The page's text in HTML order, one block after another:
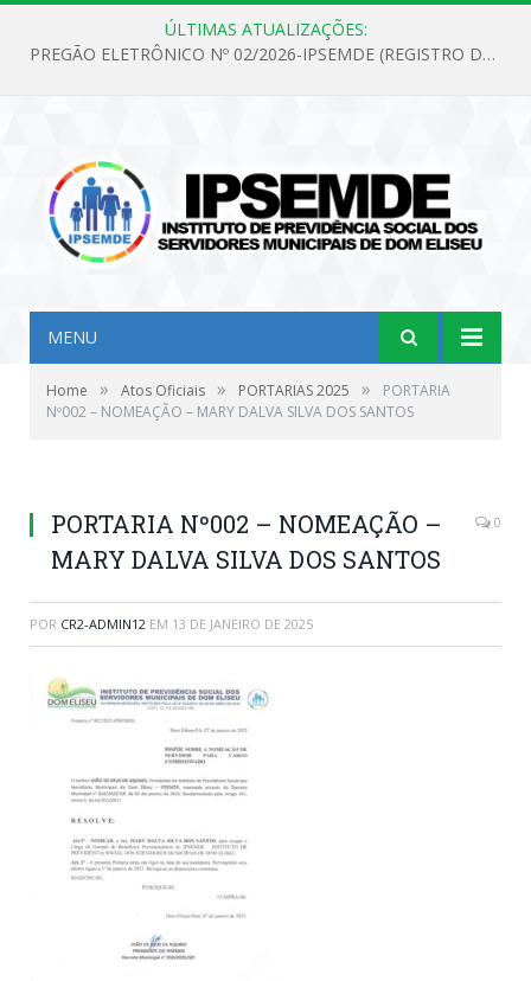
ÚLTIMAS ATUALIZAÇÕES:
PREGÃO ELETRÔNICO Nº 02/2026-IPSEMDE (REGISTRO DE PREÇOS PARA FUTURA E EVENTUAL AQUISIÇÃO DE MATERIAL DE LIMPEZA E GÊNEROS ALIMENTÍCIOS PARA ATENDER AS NECESSIDADES DO INSTITUTO DE PREVIDÊNCIA SOCIAL DOS SERVIDORES MUNICIPAIS DE DOM ELISEU.)
MENU
Home » Atos Oficiais » PORTARIAS 2025 »
PORTARIA
Nº002 – NOMEAÇÃO – MARY DALVA SILVA DOS SANTOS
PORTARIA Nº002 – NOMEAÇÃO –
MARY DALVA SILVA DOS SANTOS
0
POR CR2-ADMIN12 EM 13 DE JANEIRO DE 2025